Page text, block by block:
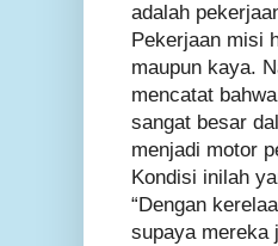
adalah
Pekerjaan misi
maupun kaya.
mencatat
sangat besar
menjadi motor
Kondisi inilah
“Dengan
supaya mereka